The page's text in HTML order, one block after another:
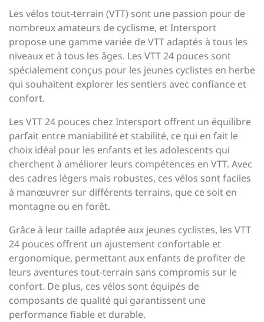
Les vélos tout-terrain (VTT) sont une passion pour de
nombreux amateurs de cyclisme, et Intersport
propose une gamme variée de VTT adaptés à tous les
niveaux et à tous les âges. Les VTT 24 pouces sont
spécialement conçus pour les jeunes cyclistes en herbe
qui souhaitent explorer les sentiers avec confiance et
confort.
Les VTT 24 pouces chez Intersport offrent un équilibre
parfait entre maniabilité et stabilité, ce qui en fait le
choix idéal pour les enfants et les adolescents qui
cherchent à améliorer leurs compétences en VTT. Avec
des cadres légers mais robustes, ces vélos sont faciles
à manœuvrer sur différents terrains, que ce soit en
montagne ou en forêt.
Grâce à leur taille adaptée aux jeunes cyclistes, les VTT
24 pouces offrent un ajustement confortable et
ergonomique, permettant aux enfants de profiter de
leurs aventures tout-terrain sans compromis sur le
confort. De plus, ces vélos sont équipés de
composants de qualité qui garantissent une
performance fiable et durable.